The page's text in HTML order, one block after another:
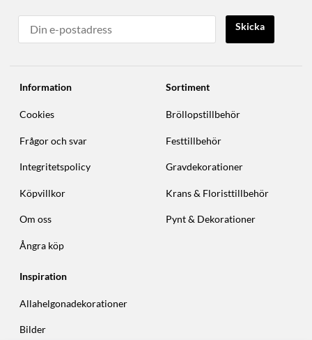
Skicka
Information
Cookies
Frågor och svar
Integritetspolicy
Köpvillkor
Om oss
Ångra köp
Sortiment
Bröllopstillbehör
Festtillbehör
Gravdekorationer
Krans & Floristtillbehör
Pynt & Dekorationer
Inspiration
Allahelgonadekorationer
Bilder